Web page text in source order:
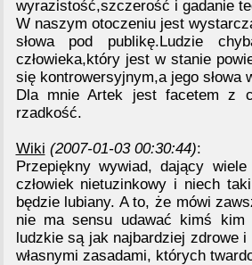
wyrazistość,szczerość i gadanie
W naszym otoczeniu jest
słowa pod publikę.Ludzie
człowieka,który jest w stanie
się kontrowersyjnym,a jego
Dla mnie Artek jest facetem z
rzadkość.
Wiki (2007-01-03 00:30:44):
Przepiękny wywiad, dający
człowiek nietuzinkowy i niech
będzie lubiany. A to, że mówi
nie ma sensu udawać kimś
ludzkie są jak najbardziej zdrowe
własnymi zasadami, których